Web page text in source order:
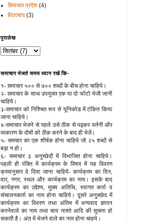
हिमाचल प्रदेश (4)
हैदराबाद (3)
पुरालेख
समाचार भेजते समय ध्यान रखें कि-
१- समाचार ५०० से ७०० शब्दों के बीच होना चाहिये।
२- समाचार के साथ उपयुक्त एक या दो फोटो भेजी जानी
चाहिये।
३-समाचार को निश्चित रूप से यूनिकोड में टंकित किया
जाना चाहिये।
४-समाचार भेजने से पहले उसे ठीक से पढ़कर वर्तनी और
व्यकारण के दोषों को ठीक करने के बाद ही भेजें।
५- समचार का एक शीर्षक होना चाहिये जो २५ शब्दों से
बड़ा न हो।
६- समाचार ३ अनुच्छेदों में विभाजित होना चाहिये।
पहली ही पंक्ति में कार्यक्रम के विषय में यह विवरण
क्रमानुसार दे दिया जाना चाहिये- कार्यक्रम का दिन,
वार, नगर, स्थल और कार्यक्रम का नाम। इसके बाद
कार्यक्रम का उद्देश्य, मुख्य अतिथि, स्वागत कर्ता व
संचालनकर्ता का नाम होना चाहिये। दूसरे अनु्चछेद में
कार्यक्रम का विवरण तथा अंतिम में धन्यवाद ज्ञापन
करनेवाले का नाम तथा चाय नाश्ते आदि की सूचना हो
सकती है। अंत में भेजने वाले का नाम होना चाहये।